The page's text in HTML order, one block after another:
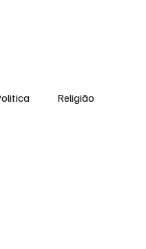
Religião